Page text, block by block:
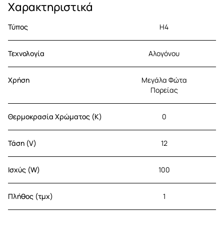
Χαρακτηριστικά
Τύπος H4
Τεχνολογία Αλογόνου
Χρήση
Μεγάλα Φώτα
Πορείας
Θερμοκρασία Χρώματος (K) 0
Τάση (V) 12
Ισχύς (W) 100
Πλήθος (τμχ) 1